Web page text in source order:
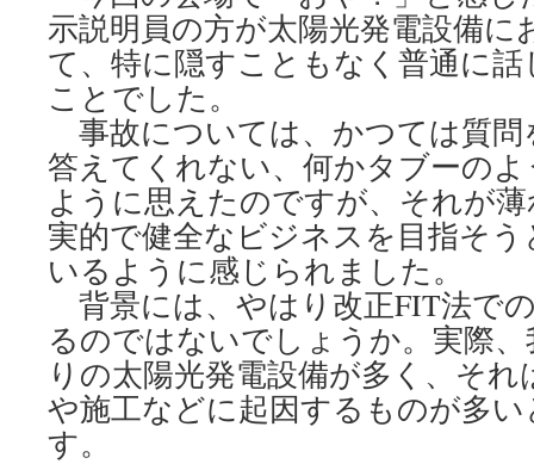
示説明員の方が太陽光発電設備に
て、特に隠すこともなく普通に
ことでした。
事故については、かつては質
答えてくれない、何かタブーの
ように思えたのですが、それが
実的で健全なビジネスを目指そ
いるように感じられました。
背景には、やはり改正FIT法で
るのではないでしょうか。実際
りの太陽光発電設備が多く、そ
や施工などに起因するものが多
す。